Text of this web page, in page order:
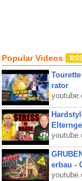
Popular Videos
rator
erbau -